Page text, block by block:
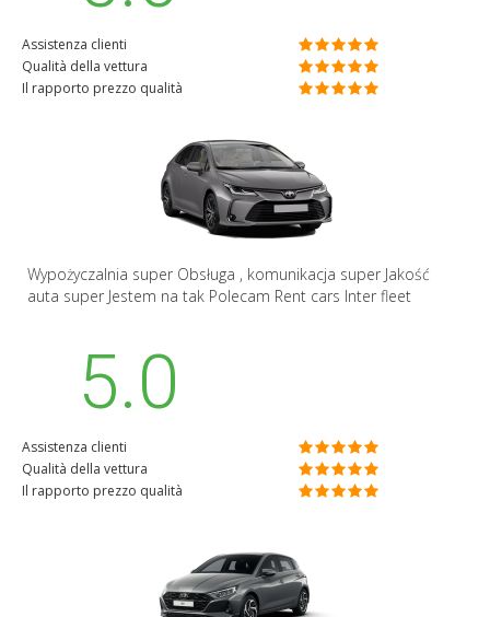
Assistenza clienti
Qualità della vettura
Il rapporto prezzo qualità
Wypożyczalnia super Obsługa , komunikacja super Jakość
auta super Jestem na tak Polecam Rent cars Inter fleet
5.0
Assistenza clienti
Qualità della vettura
Il rapporto prezzo qualità